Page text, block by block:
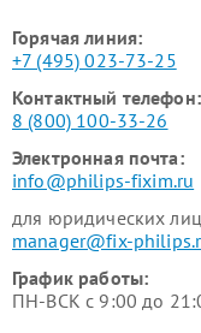
Горячая линия:
+7 (495) 023-73-25
Контактный телефон:
8 (800) 100-33-26
Электронная почта:
info@philips-fixim.ru
для юридических лиц
manager@fix-
График работы:
ПН-ВСК с 9:00 до